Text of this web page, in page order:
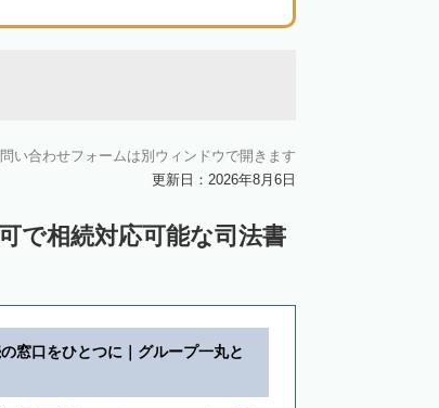
い合わせフォームは別ウィンドウで開きます
更新日：2026年8月6日
で相続対応可能な司法書
窓口をひとつに｜グループ一丸と